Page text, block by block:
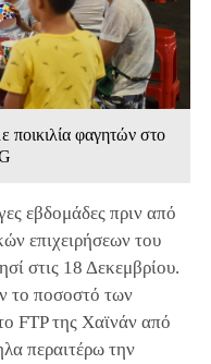
ποικιλία φαγητών στο
εβδομάδες πριν από
επιχειρήσεων του
στις 18 Δεκεμβρίου.
το ποσοστό των
FTP της Χαϊνάν από
περαιτέρω την